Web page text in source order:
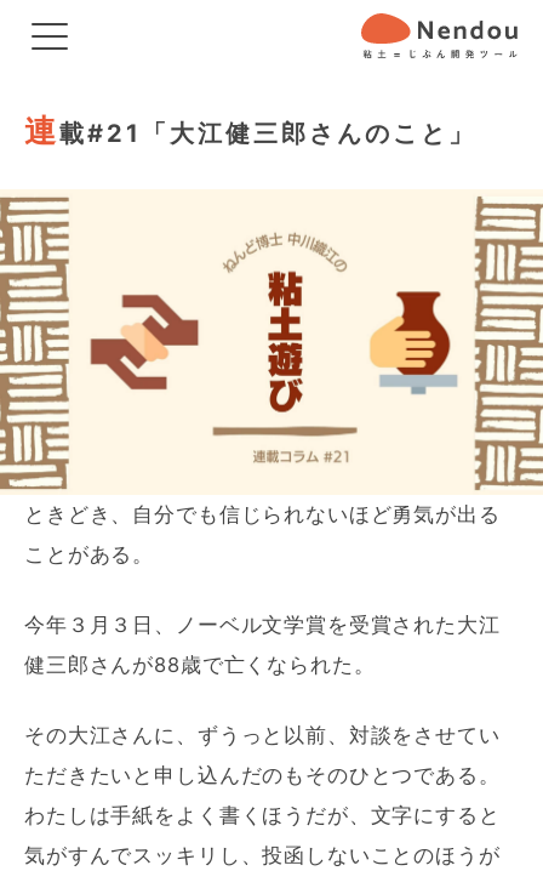
連載#21「大江健三郎さんのこと」
ときどき、自分でも信じられないほど勇気が出る
ことがある。
今年３月３日、ノーベル文学賞を受賞された大江
健三郎さんが88歳で亡くなられた。
その大江さんに、ずうっと以前、対談をさせてい
ただきたいと申し込んだのもそのひとつである。
わたしは手紙をよく書くほうだが、文字にすると
気がすんでスッキリし、投函しないことのほうが